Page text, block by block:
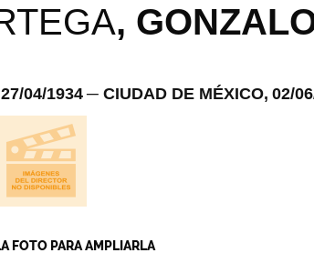
,
27/04/1934 ─ CIUDAD DE MÉXICO, 02/
FOTO PARA AMPLIARLA